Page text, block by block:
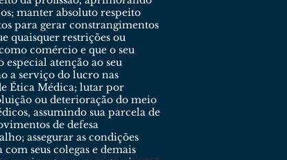
manter absoluto respeito
para gerar constrangimentos
quaisquer restrições ou
comércio e que o seu
atenção ao seu
a serviço do lucro nas
Ética Médica; lutar por
ou deterioração do meio
assumindo sua parcela de
de defesa
assegurar as condições
seus colegas e demais